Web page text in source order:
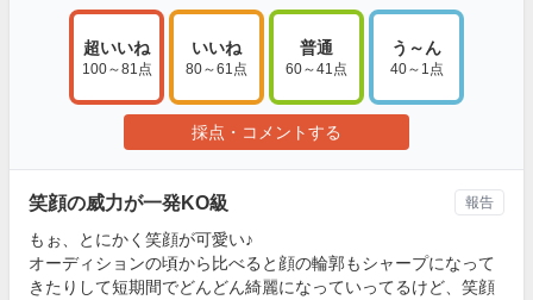
超いいね
100～81点
いいね
80～61点
普通
60～41点
う～ん
40～1点
採点・コメントする
笑顔の威力が一発KO級
もぉ、とにかく笑顔が可愛い♪
オーディションの頃から比べると顔の輪郭もシャープになって
きたりして短期間でどんどん綺麗になっていってるけど、笑顔
報告